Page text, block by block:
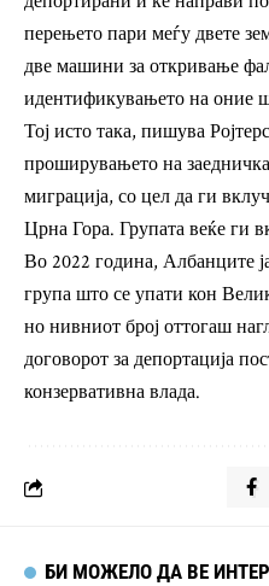
перењето пари меѓу двете
две машини за откривање
идентификувањето на оние
Тој исто така, пишува
проширувањето на
миграција, со цел да ги
Црна Гора. Групата веќе ги
Во 2022 година, Албанците
група што се упати кон
но нивниот број оттогаш
договорот за депортација
конзервативна влада.
БИ МОЖЕЛО ДА ВЕ